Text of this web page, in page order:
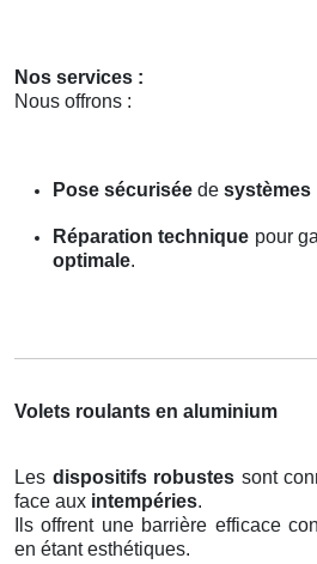
Nos services :
Nous offrons :
Pose sécurisée de
Réparation technique pour
optimale.
Volets roulants en aluminium
Les dispositifs robustes sont
face aux intempéries.
Ils offrent une barrière efficace
en étant esthétiques.